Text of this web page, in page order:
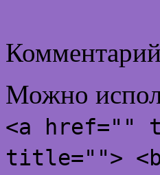
Комментарий
Можно
<a href=""
title="">